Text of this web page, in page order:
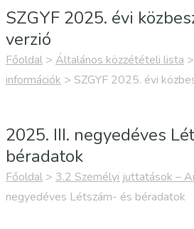
SZGYF 2025. évi
verzió
Főoldal > Általános közzétételi lista >
információk > SZGYF 2025. évi
2025. III. negyedéves
béradatok
Főoldal > 3.2 Személyi juttatások –
negyedéves Létszám- és béradatok